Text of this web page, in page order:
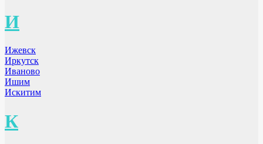
И
Ижевск
Иркутск
Иваново
Ишим
Искитим
К